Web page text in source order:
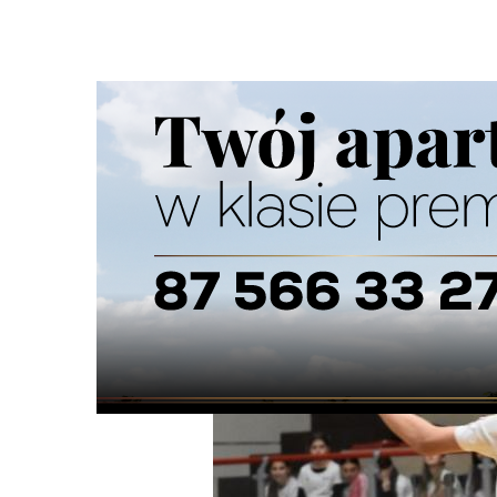
Ścieżka
nawigacyjna
Strona główna
10/12/2025 /0 Komentarzy
Suwałki halową stolicą modelarstwa